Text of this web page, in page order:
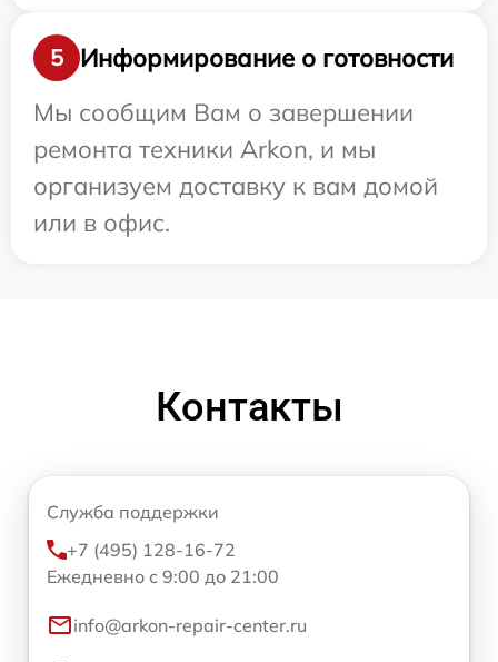
5
Информирование о готовности
Мы сообщим Вам о завершении
ремонта техники Arkon, и мы
организуем доставку к вам домой
или в офис.
Контакты
Служба поддержки
+7 (495) 128-16-72
Ежедневно с 9:00 до 21:00
info@arkon-repair-center.ru